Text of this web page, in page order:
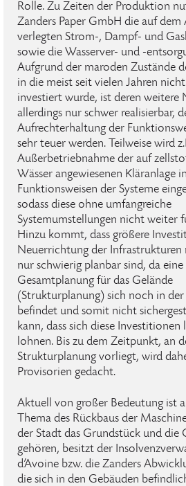
Rolle. Zu Zeiten der Produktion
Zanders Paper GmbH die auf dem
verlegten Strom-, Dampf- und
sowie die Wasserver- und -
Aufgrund der maroden Zustände
in die meist seit vielen Jahren
investiert wurde, ist deren weitere
allerdings nur schwer realisierbar,
Aufrechterhaltung der
sehr teuer werden. Teilweise wird
Außerbetriebnahme der auf
Wässer angewiesenen Kläranlage
Funktionsweisen der Systeme
sodass diese ohne umfangreiche
Systemumstellungen nicht weiter
Hinzu kommt, dass größere
Neuerrichtung der Infrastrukturen
nur schwierig planbar sind, da eine
Gesamtplanung für das Gelände
(Strukturplanung) sich noch in
befindet und somit nicht
kann, dass sich diese Investitionen
lohnen. Bis zu dem Zeitpunkt, an
Strukturplanung vorliegt, wird
Provisorien gedacht.
Aktuell von großer Bedeutung ist
Thema des Rückbaus der
der Stadt das Grundstück und die
gehören, besitzt der
d’Avoine bzw. die Zanders
die sich in den Gebäuden